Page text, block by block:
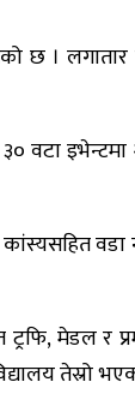
छ ।
इभेन्टमा
कांस्यसहित
मेडल र
तेस्रो